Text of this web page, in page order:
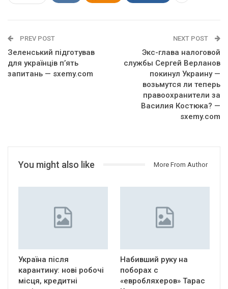
PREV POST
Зеленський підготував
для українців п’ять
запитань — sxemy.com
NEXT POST
Экс-глава налоговой
службы Сергей Верланов
покинул Украину —
возьмутся ли теперь
правоохранители за
Василия Костюка? —
sxemy.com
You might also like More From Author
Україна після
карантину: нові робочі
місця, кредитні
Набивший руку на
поборах с
«евробляхеров» Тарас